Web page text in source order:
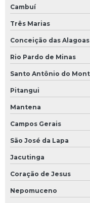
Sistema de fluido
Sistema de óleo
Soluções em
Transferidor de calor
Treinamento
Trocador de calor de
Tubulação industrial
Tubulação para
Válvula para fluido
Cambuí
Três Marias
Conceição das Alagoas
Rio Pardo de Minas
Santo Antônio do
Pitangui
Mantena
Campos Gerais
São José da Lapa
Jacutinga
Coração de Jesus
Nepomuceno